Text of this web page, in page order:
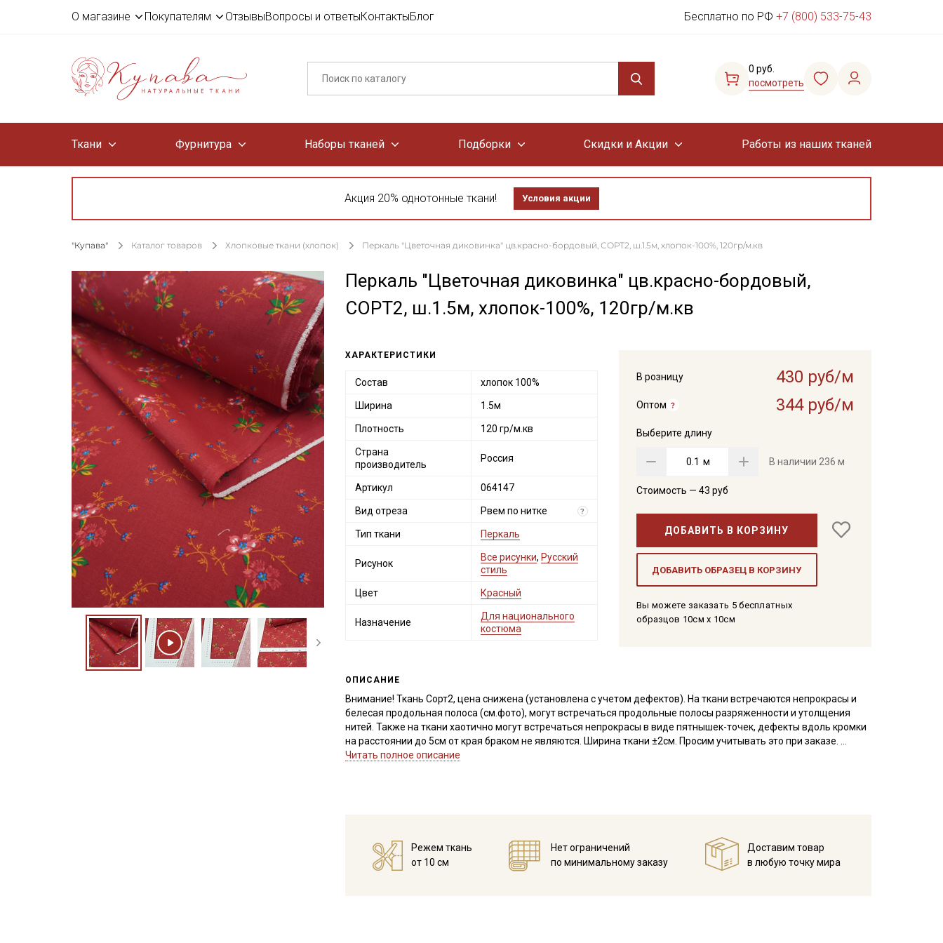
О магазине Покупателям ОтзывыВопросы и ответыКонтактыБлог Бесплатно по РФ +7 (800) 533-75-43
0 руб.
посмотреть
Ткани Фурнитура Наборы тканей Подборки Скидки и Акции Работы из наших тканей
Акция 20% однотонные ткани! Условия акции
"Купава" Каталог товаров Хлопковые ткани (хлопок) Перкаль "Цветочная диковинка" цв.красно-бордовый, СОРТ2, ш.1.5м, хлопок-100%, 120гр/м.кв
Перкаль "Цветочная диковинка" цв.красно-бордовый,
СОРТ2, ш.1.5м, хлопок-100%, 120гр/м.кв
В розницу 430 руб/м
Оптом 344 руб/м
Выберите длину
м В наличии 236 м
Стоимость — 43 руб
ДОБАВИТЬ В КОРЗИНУ
ДОБАВИТЬ ОБРАЗЕЦ В КОРЗИНУ
Вы можете заказать 5 бесплатных
образцов 10см x 10см
ХАРАКТЕРИСТИКИ
Состав хлопок 100%
Ширина 1.5м
Плотность 120 гр/м.кв
Страна
производитель
Россия
Артикул 064147
Вид отреза Рвем по нитке ?
Тип ткани Перкаль
Рисунок
Все рисунки, Русский
стиль
Цвет Красный
Назначение
Для национального
костюма
ОПИСАНИЕ
Внимание! Ткань Сорт2, цена снижена (установлена с учетом дефектов). На ткани встречаются непрокрасы и
белесая продольная полоса (см.фото), могут встречаться продольные полосы разряженности и утолщения
нитей. Также на ткани хаотично могут встречаться непрокрасы в виде пятнышек-точек, дефекты вдоль кромки
на расстоянии до 5см от края браком не являются. Ширина ткани ±2см. Просим учитывать это при заказе.
соответствует запросам модной индустрии нашего века.
Перкаль из 100% хлопка, является экологически чистым, гипоаллергенным материалом, подходящим для
людей с чувствительной кожей и детей. Отлично впитывает влагу и пропускает воздух, создавая комфортный
Читать полное описание
Режем ткань
от 10 см
Нет ограничений
по минимальному заказу
Доставим товар
в любую точку мира